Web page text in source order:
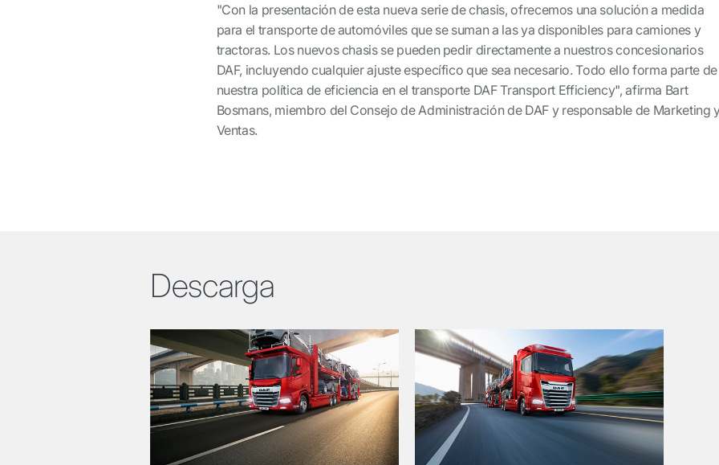
"Con la presentación de esta nueva serie de chasis, ofrecemos una solución a medida
para el transporte de automóviles que se suman a las ya disponibles para camiones y
tractoras. Los nuevos chasis se pueden pedir directamente a nuestros concesionarios
DAF, incluyendo cualquier ajuste específico que sea necesario. Todo ello forma parte de
nuestra política de eficiencia en el transporte DAF Transport Efficiency", afirma Bart
Bosmans, miembro del Consejo de Administración de DAF y responsable de Marketing
Ventas.
Descarga